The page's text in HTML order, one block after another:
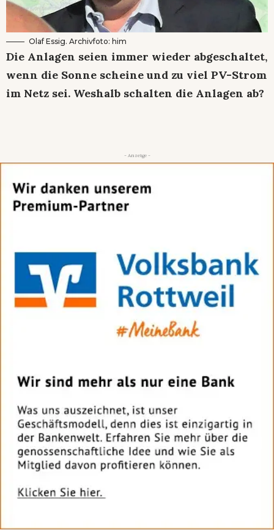
Olaf Essig. Archivfoto: him
Die Anlagen seien immer wieder abgeschaltet,
wenn die Sonne scheine und zu viel PV-Strom
im Netz sei. Weshalb schalten die Anlagen ab?
- Anzeige -